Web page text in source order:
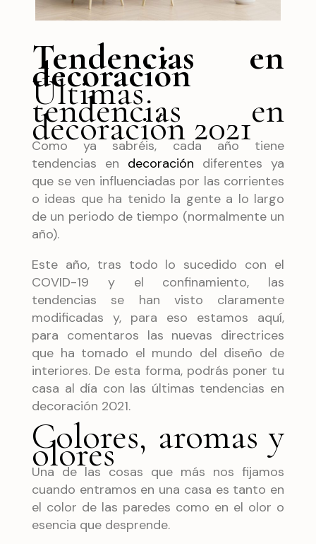
Tendencias en
decoración
Últimas
tendencias en
decoración 2021
Como ya sabréis, cada año tiene
tendencias en decoración diferentes ya
que se ven influenciadas por las corrientes
o ideas que ha tenido la gente a lo largo
de un periodo de tiempo (normalmente un
año).
Este año, tras todo lo sucedido con el
COVID-19 y el confinamiento, las
tendencias se han visto claramente
modificadas y, para eso estamos aquí,
para comentaros las nuevas directrices
que ha tomado el mundo del diseño de
interiores. De esta forma, podrás poner tu
casa al día con las últimas tendencias en
decoración 2021.
Colores, aromas y
olores
Una de las cosas que más nos fijamos
cuando entramos en una casa es tanto en
el color de las paredes como en el olor o
esencia que desprende.